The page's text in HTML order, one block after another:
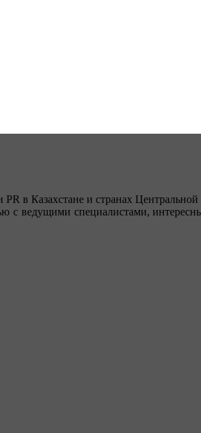
в Казахстане и странах
ведущими специалистами,